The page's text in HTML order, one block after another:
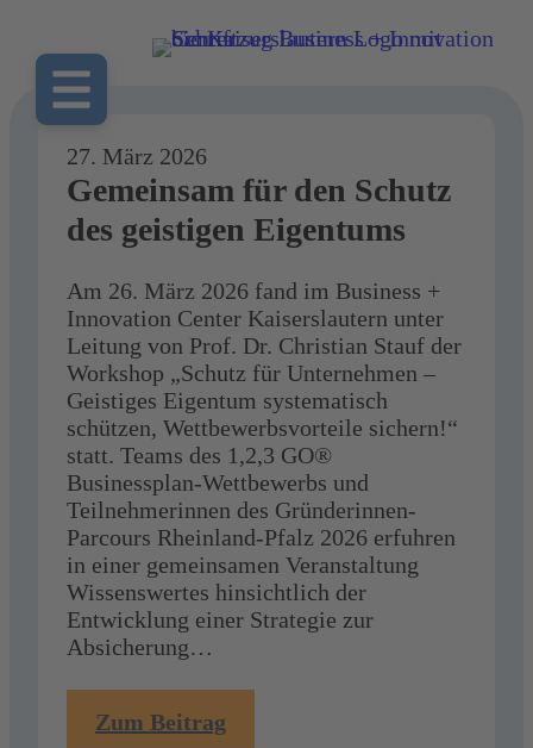
27. März 2026
Gemeinsam für den Schutz
des geistigen Eigentums
Am 26. März 2026 fand im Business +
Innovation Center Kaiserslautern unter
Leitung von Prof. Dr. Christian Stauf der
Workshop „Schutz für Unternehmen –
Geistiges Eigentum systematisch
schützen, Wettbewerbsvorteile sichern!“
statt. Teams des 1,2,3 GO®
Businessplan-Wettbewerbs und
Teilnehmerinnen des Gründerinnen-
Parcours Rheinland-Pfalz 2026 erfuhren
in einer gemeinsamen Veranstaltung
Wissenswertes hinsichtlich der
Entwicklung einer Strategie zur
Absicherung…
Zum Beitrag